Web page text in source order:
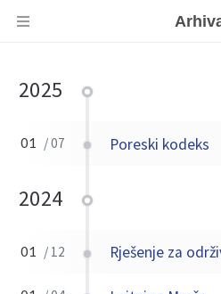
2025
01 / 07 Poreski kodeks
2024
01 / 12 Rješenje za održivost